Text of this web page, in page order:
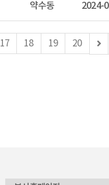
약수동 2024-
17 18 19 20
다
음